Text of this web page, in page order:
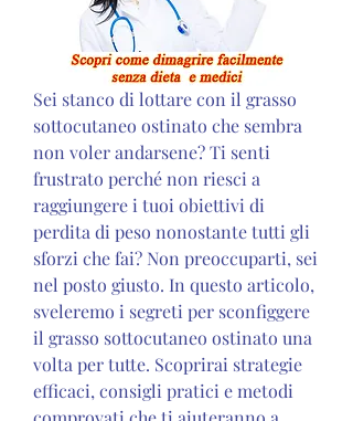
Sei stanco di lottare con il grasso
sottocutaneo ostinato che sembra
non voler andarsene? Ti senti
frustrato perché non riesci a
raggiungere i tuoi obiettivi di
perdita di peso nonostante tutti gli
sforzi che fai? Non preoccuparti, sei
nel posto giusto. In questo articolo,
sveleremo i segreti per sconfiggere
il grasso sottocutaneo ostinato una
volta per tutte. Scoprirai strategie
efficaci, consigli pratici e metodi